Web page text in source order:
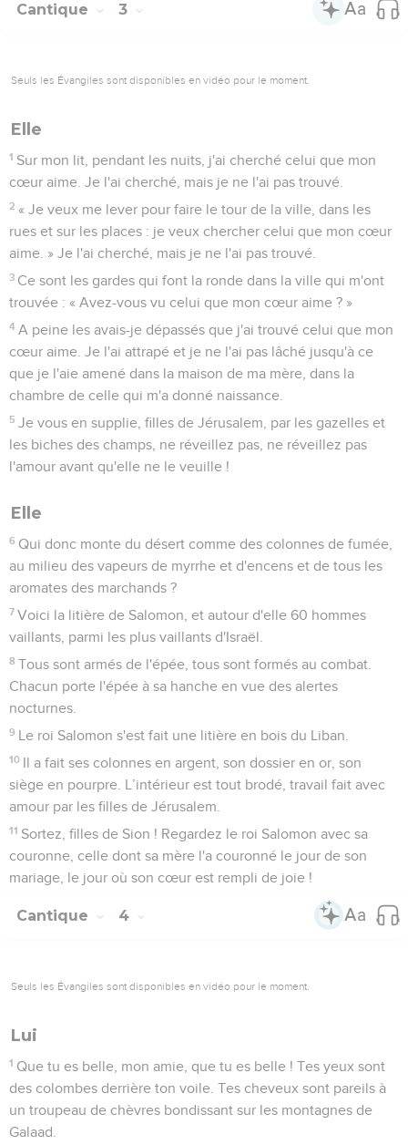
Cantique 3
Seuls les Évangiles sont disponibles en vidéo pour le moment.
Elle
1 Sur mon lit, pendant les nuits, j'ai cherché celui que mon
cœur aime. Je l'ai cherché, mais je ne l'ai pas trouvé.
2 « Je veux me lever pour faire le tour de la ville, dans les
rues et sur les places : je veux chercher celui que mon cœur
aime. » Je l'ai cherché, mais je ne l'ai pas trouvé.
3 Ce sont les gardes qui font la ronde dans la ville qui m'ont
trouvée : « Avez-vous vu celui que mon cœur aime ? »
4 A peine les avais-je dépassés que j'ai trouvé celui que mon
cœur aime. Je l'ai attrapé et je ne l'ai pas lâché jusqu'à ce
que je l'aie amené dans la maison de ma mère, dans la
chambre de celle qui m'a donné naissance.
5 Je vous en supplie, filles de Jérusalem, par les gazelles et
les biches des champs, ne réveillez pas, ne réveillez pas
l'amour avant qu'elle ne le veuille !
Elle
6 Qui donc monte du désert comme des colonnes de fumée,
au milieu des vapeurs de myrrhe et d'encens et de tous les
aromates des marchands ?
7 Voici la litière de Salomon, et autour d'elle 60 hommes
vaillants, parmi les plus vaillants d'Israël.
8 Tous sont armés de l'épée, tous sont formés au combat.
Chacun porte l'épée à sa hanche en vue des alertes
nocturnes.
9 Le roi Salomon s'est fait une litière en bois du Liban.
10 Il a fait ses colonnes en argent, son dossier en or, son
siège en pourpre. L’intérieur est tout brodé, travail fait avec
amour par les filles de Jérusalem.
11 Sortez, filles de Sion ! Regardez le roi Salomon avec sa
couronne, celle dont sa mère l'a couronné le jour de son
mariage, le jour où son cœur est rempli de joie !
Cantique 4
Seuls les Évangiles sont disponibles en vidéo pour le moment.
Lui
1 Que tu es belle, mon amie, que tu es belle ! Tes yeux sont
des colombes derrière ton voile. Tes cheveux sont pareils à
un troupeau de chèvres bondissant sur les montagnes de
Galaad.